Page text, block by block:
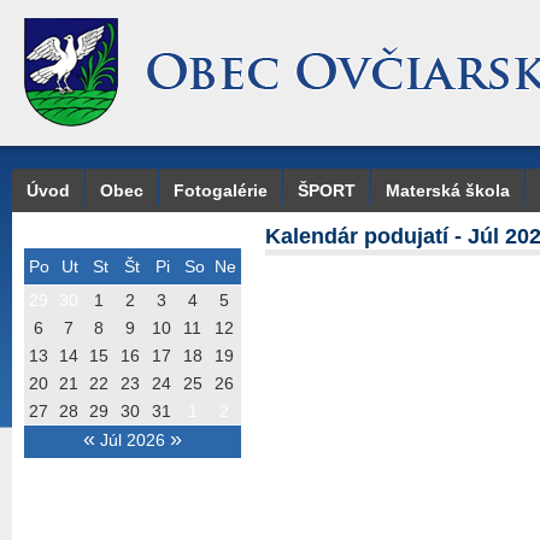
Úvod Obec Fotogalérie ŠPORT Materská škola
Po Ut St Št Pi So Ne
« Júl 2026 »
1 2 3 4
5
6
7 8 9 10 11
12
13
14 15 16 17 18
19
20
21 22 23 24 25
26
27
28 29 30 31
Kalendár podujatí - Júl